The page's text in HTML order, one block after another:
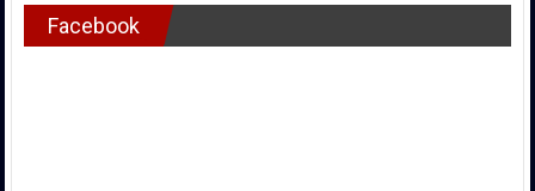
Facebook